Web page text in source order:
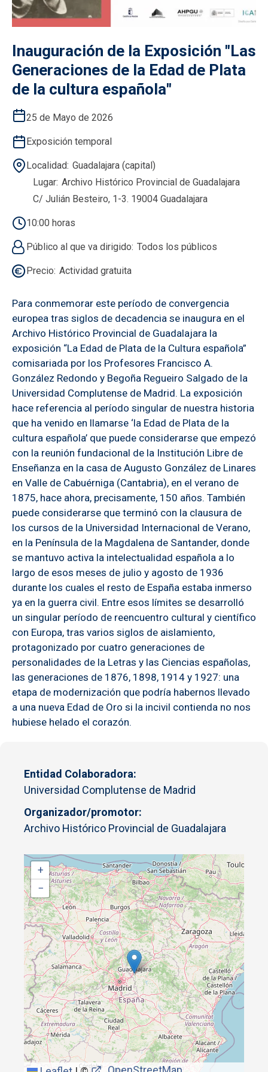
Inauguración de la Exposición "Las
Generaciones de la Edad de Plata
de la cultura española"
25 de Mayo de 2026
Exposición temporal
Localidad Guadalajara (capital)
Lugar Archivo Histórico Provincial de Guadalajara
C/ Julián Besteiro, 1-3. 19004 Guadalajara
10:00 horas
Público al que va dirigido Todos los públicos
Precio Actividad gratuita
Para conmemorar este período de convergencia
europea tras siglos de decadencia se inaugura en el
Archivo Histórico Provincial de Guadalajara la
exposición “La Edad de Plata de la Cultura española”
comisariada por los Profesores Francisco A.
González Redondo y Begoña Regueiro Salgado de la
Universidad Complutense de Madrid. La exposición
hace referencia al período singular de nuestra historia
que ha venido en llamarse ‘la Edad de Plata de la
cultura española’ que puede considerarse que empezó
con la reunión fundacional de la Institución Libre de
Enseñanza en la casa de Augusto González de Linares
en Valle de Cabuérniga (Cantabria), en el verano de
1875, hace ahora, precisamente, 150 años. También
puede considerarse que terminó con la clausura de
los cursos de la Universidad Internacional de Verano,
en la Península de la Magdalena de Santander, donde
se mantuvo activa la intelectualidad española a lo
largo de esos meses de julio y agosto de 1936
durante los cuales el resto de España estaba inmerso
ya en la guerra civil. Entre esos límites se desarrolló
un singular período de reencuentro cultural y científico
con Europa, tras varios siglos de aislamiento,
protagonizado por cuatro generaciones de
personalidades de la Letras y las Ciencias españolas,
las generaciones de 1876, 1898, 1914 y 1927: una
etapa de modernización que podría habernos llevado
a una nueva Edad de Oro si la incivil contienda no nos
hubiese helado el corazón.
Entidad Colaboradora
Universidad Complutense de Madrid
Organizador/promotor
Archivo Histórico Provincial de Guadalajara
+
−